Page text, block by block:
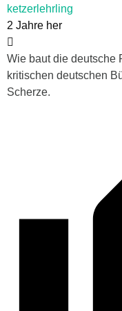
ketzerlehrling
2 Jahre her
Wie baut die deutsche
kritischen deutschen
Scherze.